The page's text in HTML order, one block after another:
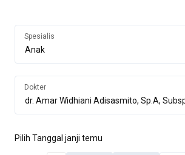
Spesialis
Dokter
Pilih Tanggal janji temu